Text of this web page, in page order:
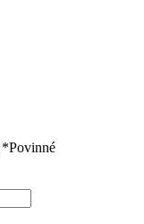
*Povinné